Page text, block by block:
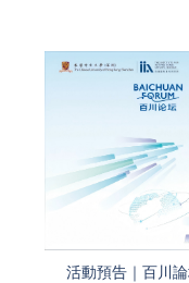
活動預告｜百川